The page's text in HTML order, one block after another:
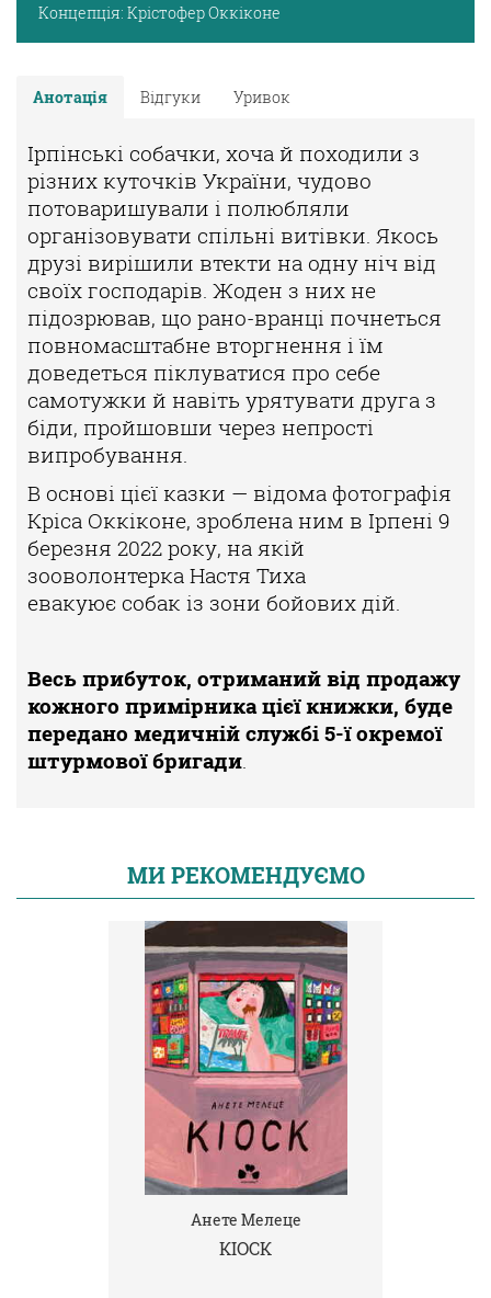
Концепція: Крістофер Оккіконе
Анотація Відгуки Уривок
Ірпінські собачки, хоча й походили з
різних куточків України, чудово
потоваришували і полюбляли
організовувати спільні витівки. Якось
друзі вирішили втекти на одну ніч від
своїх господарів. Жоден з них не
підозрював, що рано-вранці почнеться
повномасштабне вторгнення і їм
доведеться піклуватися про себе
самотужки й навіть урятувати друга з
біди, пройшовши через непрості
випробування.
В основі цієї казки — відома фотографія
Кріса Оккіконе, зроблена ним в Ірпені 9
березня 2022 року, на якій
зооволонтерка Настя Тиха
евакуює собак із зони бойових дій.
Весь прибуток, отриманий від продажу
кожного примірника цієї книжки, буде
передано медичній службі 5-ї окремої
штурмової бригади
МИ РЕКОМЕНДУЄМО
Анете Мелеце
КІОСК